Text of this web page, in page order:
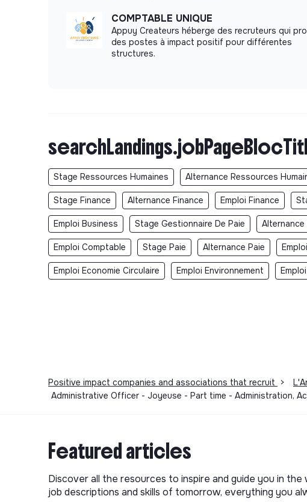
COMPTABLE UNIQUE
Appuy Createurs héberge des recruteurs qui
des postes à impact positif pour différentes
structures.
Stage Ressources Humaines Alternance Ressources
Stage Finance Alternance Finance Emploi Finance
Emploi Business Stage Gestionnaire De Paie Alternance
Emploi Comptable Stage Paie Alternance Paie
Emploi Economie Circulaire Emploi Environnement
Positive impact companies and associations that recruit >
Administrative Officer - Joyeuse - Part time - Administration,
Featured articles
Discover all the resources to inspire and guide you in
job descriptions and skills of tomorrow, everything you